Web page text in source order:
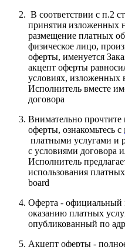
В соответствии с п.2
принятия изложенных
размещение платных
физическое лицо,
оферты, именуется
акцепт оферты
условиях, изложенных
Исполнитель вместе
договора
Внимательно прочтите
оферты, ознакомьтесь с
платными услугами и
с условиями договора
Исполнитель
использования
board
Оферта - официальный
оказанию платных
опубликованный по
Акцепт оферты -